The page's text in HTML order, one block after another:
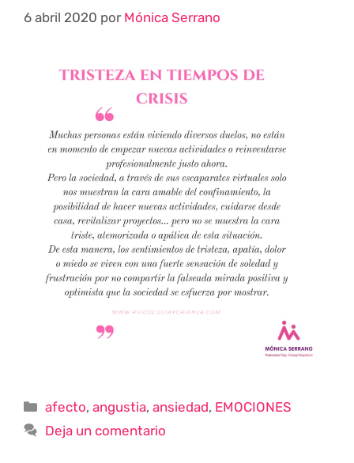
6 abril 2020 por Mónica Serrano
afecto,angustia,ansiedad, EMOCIONES
Deja un comentario